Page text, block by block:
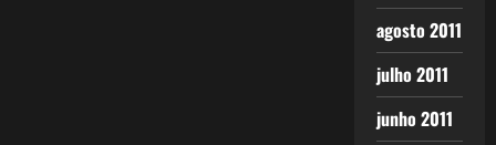
agosto 2011
julho 2011
junho 2011